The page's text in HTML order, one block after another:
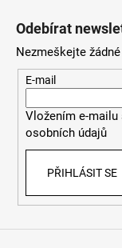
Odebírat
Nezmeškejte
E-mail
Vložením e-
osobních údajů
PŘIHLÁSIT SE